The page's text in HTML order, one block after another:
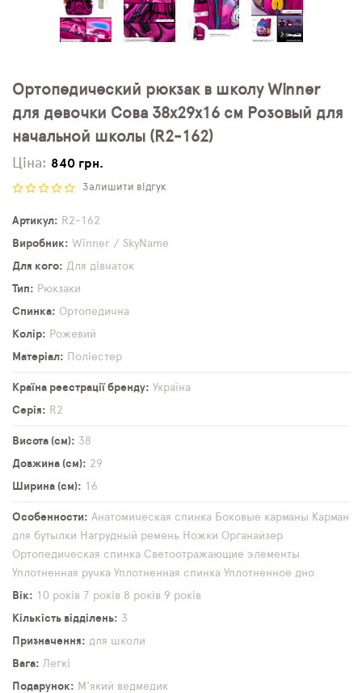
Ортопедический рюкзак в школу Winner
для девочки Сова 38х29х16 см Розовый для
начальной школы (R2-162)
Ціна: 840 грн.
Залишити відгук
Артикул
R2-162
Виробник
Winner / SkyName
Для кого
Для дівчаток
Тип
Рюкзаки
Спинка
Ортопедична
Колір
Рожевий
Матеріал
Поліестер
Країна реєстрації бренду
Україна
Серія
R2
Висота (см)
38
Довжина (см)
29
Ширина (см)
16
Особенности Анатомическая спинка Боковые карманы Карман
для бутылки Нагрудный ремень Ножки Органайзер
Ортопедическая спинка Светоотражающие элементы
Уплотненная ручка Уплотненная спинка Уплотненное дно
Вік
10 років 7 років 8 років 9 років
Кількість відділень
3
Призначення
для школи
Вага
Легкі
Подарунок
М'який ведмедик